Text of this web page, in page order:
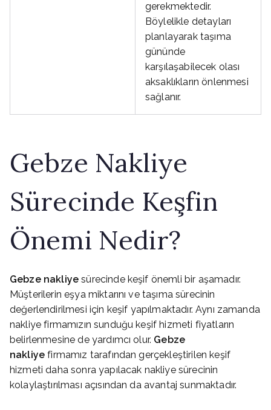
gerekmektedir.
Böylelikle detayları
planlayarak taşıma
gününde
karşılaşabilecek olası
aksaklıkların önlenmesi
sağlanır.
Gebze Nakliye
Sürecinde Keşfin
Önemi Nedir?
Gebze nakliyesürecinde keşif önemli bir aşamadır.
Müşterilerin eşya miktarını ve taşıma sürecinin
değerlendirilmesi için keşif yapılmaktadır. Aynı zamanda
nakliye firmamızın sunduğu keşif hizmeti fiyatların
belirlenmesine de yardımcı olur. Gebze
nakliye firmamız tarafından gerçekleştirilen keşif
hizmeti daha sonra yapılacak nakliye sürecinin
kolaylaştırılması açısından da avantaj sunmaktadır.